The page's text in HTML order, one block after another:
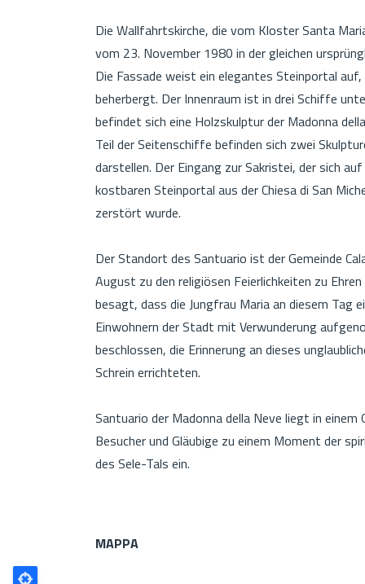
Die Wallfahrtskirche, die vom Kloster Santa
vom 23. November 1980 in der gleichen
Die Fassade weist ein elegantes Steinportal
beherbergt. Der Innenraum ist in drei Schiffe
befindet sich eine Holzskulptur der Madonna
Teil der Seitenschiffe befinden sich zwei
darstellen. Der Eingang zur Sakristei, der sich
kostbaren Steinportal aus der Chiesa di San
zerstört wurde.
Der Standort des Santuario ist der Gemeinde
August zu den religiösen Feierlichkeiten zu
besagt, dass die Jungfrau Maria an diesem Tag
Einwohnern der Stadt mit Verwunderung
beschlossen, die Erinnerung an dieses
Schrein errichteten.
Santuario der Madonna della Neve liegt in
Besucher und Gläubige zu einem Moment der
des Sele-Tals ein.
MAPPA
Poligono